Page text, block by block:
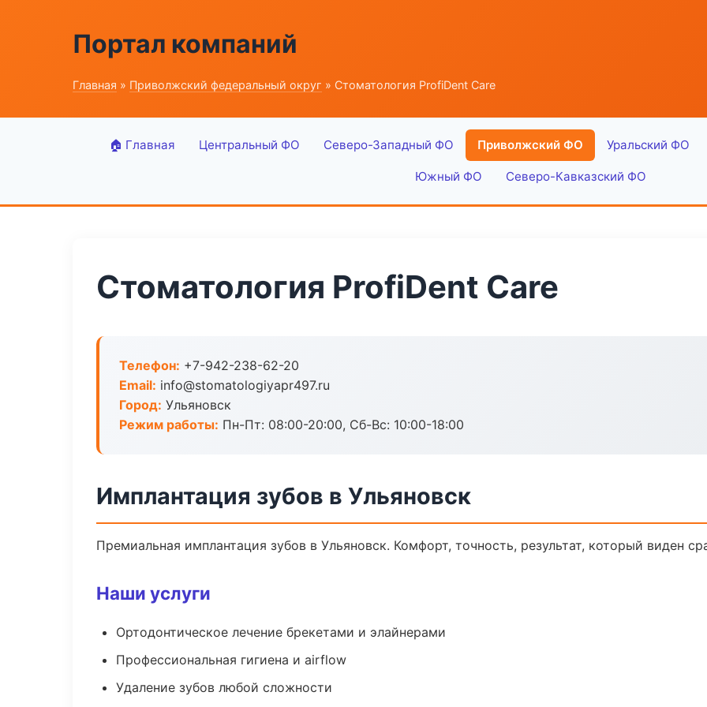
Портал компаний
Главная » Приволжский федеральный округ » Стоматология ProfiDent Care
🏠 Главная Центральный ФО Северо-Западный ФО Приволжский ФО Уральский ФО
Южный ФО Северо-Кавказский ФО
Стоматология ProfiDent Care
Телефон: +7-942-238-62-20
Email: info@stomatologiyapr497.ru
Город: Ульяновск
Режим работы: Пн-Пт: 08:00-20:00, Сб-Вс: 10:00-18:00
Имплантация зубов в Ульяновск
Премиальная имплантация зубов в Ульяновск. Комфорт, точность, результат, который виден
Наши услуги
Ортодонтическое лечение брекетами и элайнерами
Профессиональная гигиена и airflow
Удаление зубов любой сложности